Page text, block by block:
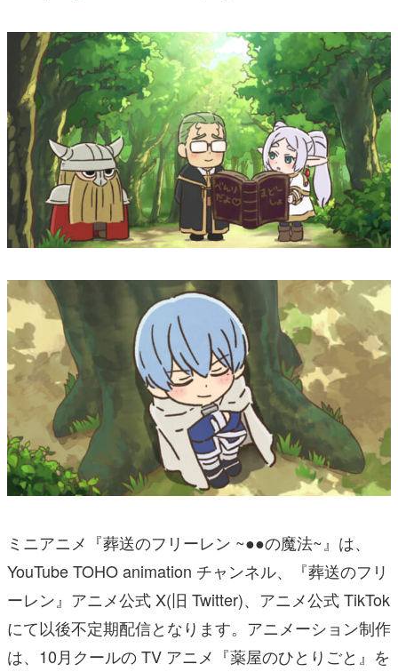
ミニアニメ『葬送のフリーレン ~●●の魔法~』は、
YouTube TOHO animation チャンネル、『葬送のフリ
ーレン』アニメ公式 X(旧 Twitter)、アニメ公式 TikTok
にて以後不定期配信となります。アニメーション制作
は、10月クールの TV アニメ『薬屋のひとりごと』を